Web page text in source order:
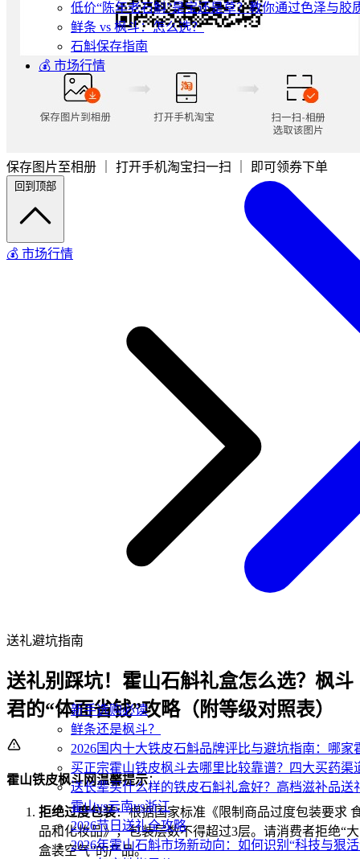
低价“陈年老石斛”是宝还是草？教你通过色泽与胶
鲜条 vs 枫斗：怎么选？
石斛保存指南
💰 市场行情
新手选购必读
鲜条还是枫斗？
2026国内十大铁皮石斛品牌评比与避坑指南：哪家
买正宗霍山铁皮枫斗去哪里比较靠谱？四大买药渠
送长辈买什么样的铁皮石斛礼盒好？高档滋补品送
霍山vs云南vs浙江
2026节日送礼全攻略
2026年霍山石斛市场新动向：如何识别“科技与狠
保存图片至相册 ｜ 打开手机淘宝扫一扫 ｜ 即可领券下单
回到顶部
💰 市场行情
送礼避坑指南
送礼别踩坑！霍山石斛礼盒怎么选？枫斗
君的“体面省钱”攻略（附等级对照表）
霍山铁皮枫斗网温馨提示：
拒绝过度包装：根据国家标准《限制商品过度包装要求
品和化妆品》，包装层数不得超过3层。请消费者拒绝“大
盒装空气”的产品。